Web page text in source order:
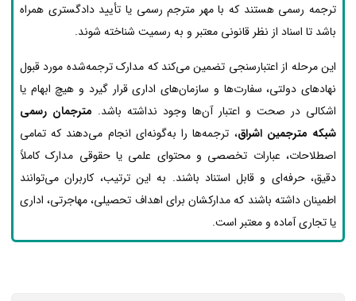
ترجمه رسمی هستند که با مهر مترجم رسمی یا تأیید دادگستری همراه
باشد تا اسناد از نظر قانونی معتبر و به رسمیت شناخته شوند.
این مرحله از اعتبارسنجی تضمین می‌کند که مدارک ترجمه‌شده مورد قبول
نهادهای دولتی، سفارت‌ها و سازمان‌های اداری قرار گیرد و هیچ ابهام یا
اشکالی در صحت و اعتبار آن‌ها وجود نداشته باشد. مترجمان رسمی
شبکه مترجمین اشراق، ترجمه‌ها را به‌گونه‌ای انجام می‌دهند که تمامی
اصطلاحات، عبارات تخصصی و محتوای علمی یا حقوقی مدارک کاملاً
دقیق، حرفه‌ای و قابل استناد باشند. به این ترتیب، کاربران می‌توانند
اطمینان داشته باشند که مدارکشان برای اهداف تحصیلی، مهاجرتی، اداری
یا تجاری آماده و معتبر است.